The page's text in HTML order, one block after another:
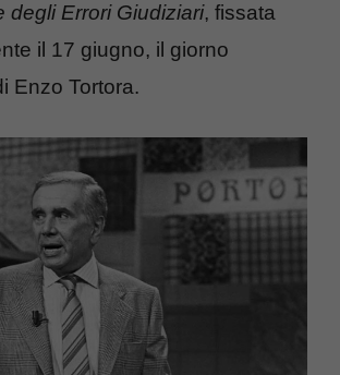
degli Errori Giudiziari, fissata
il 17 giugno, il giorno
Enzo Tortora.